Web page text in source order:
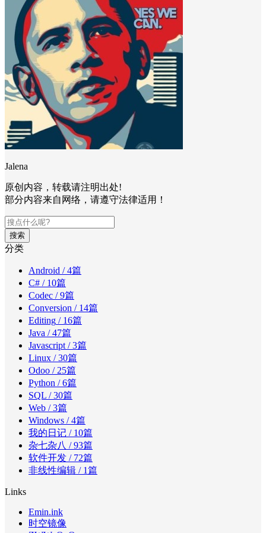
Jalena
原创内容，转载请注明出处!
部分内容来自网络，请遵守法律适用！
搜索
分类
Android / 4篇
C# / 10篇
Codec / 9篇
Conversion / 14篇
Editing / 16篇
Java / 47篇
Javascript / 3篇
Linux / 30篇
Odoo / 25篇
Python / 6篇
SQL / 30篇
Web / 3篇
Windows / 4篇
我的日记 / 10篇
杂七杂八 / 93篇
软件开发 / 72篇
非线性编辑 / 1篇
Links
Emin.ink
时空镜像